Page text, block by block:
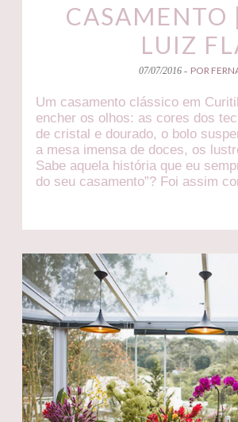
CASAMENTO
LUIZ
07/07/2016 - POR
Um casamento clássico em
encher os olhos: as cores dos
de cristal e dourado, o bolo
a mesa imensa de doces, os
Sabe aquela história que eu
do seu casamento”? Foi assim